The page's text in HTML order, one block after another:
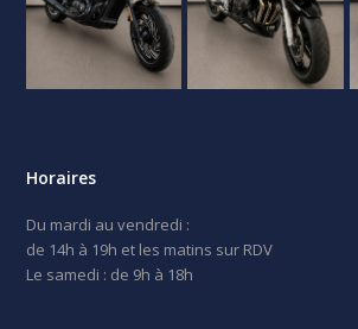
Horaires
Du mardi au vendredi :
de 14h à 19h et les matins sur RDV
Le samedi : de 9h à 18h